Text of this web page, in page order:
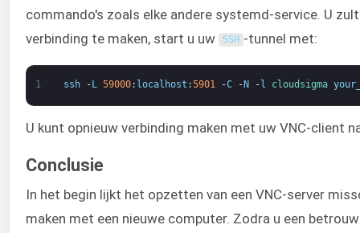
commando's zoals elke andere systemd-service. U
verbinding te maken, start u uw
SSH -tunnel met:
1 ssh - L 59000: localhost :5901 -C - N - l cloudsigma
U kunt opnieuw verbinding maken met uw VNC-client
Conclusie
In het begin lijkt het opzetten van een VNC-server
maken met een nieuwe computer. Zodra u een